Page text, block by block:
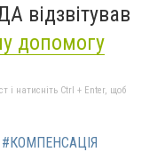
відзвітував
допомогу
і натисніть Ctrl + Enter, щоб
#КОМПЕНСАЦІЯ